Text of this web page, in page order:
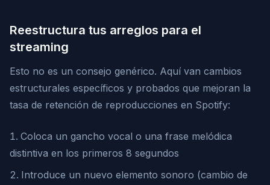
Reestructura tus arreglos para el
streaming
Esto no es un consejo genérico. Aquí van cambios
estructurales específicos y probados que mejoran la
tasa de retención de reproducciones en Spotify:
Coloca un gancho vocal o una frase melódica
distintiva en los primeros 8 segundos
Introduce un nuevo elemento sonoro (cambio de